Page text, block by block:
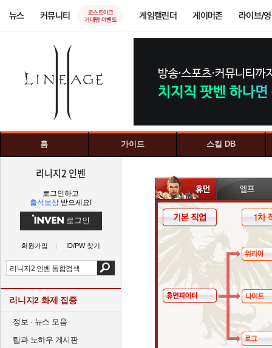
뉴스 커뮤니티
로스트아크
기대평 이벤트
게임캘린더 게이머존 라이브/
홈 가이드 스킬 DB
리니지2 인벤
로그인하고
출석보상 받으세요!
로그인
회원가입 ID/PW 찾기
리니지2 화제 집중
정보 · 뉴스 모음
팁과 노하우 게시판